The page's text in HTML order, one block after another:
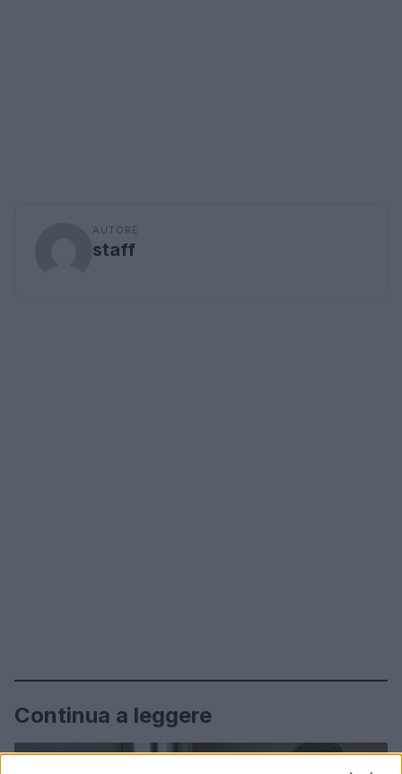
AUTORE
staff
Continua a leggere